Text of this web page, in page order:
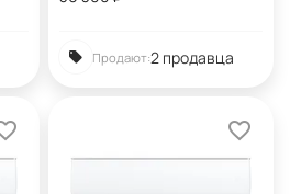
Продают:2 продавца